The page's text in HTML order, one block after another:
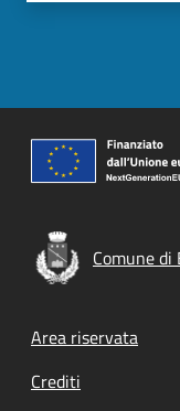
Comune di
Footer
Area riservata
Crediti